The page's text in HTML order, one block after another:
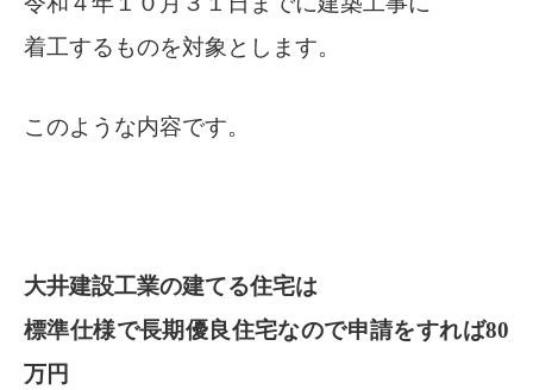
着工するものを対象とします。
このような内容です。
大井建設工業の建てる住宅は
標準仕様で長期優良住宅なので申請をすれば80
万円